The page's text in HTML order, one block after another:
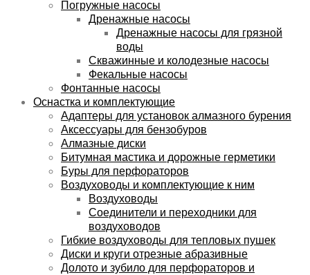
Погружные насосы
Дренажные насосы
Дренажные насосы для грязной
воды
Скважинные и колодезные насосы
Фекальные насосы
Фонтанные насосы
Оснастка и комплектующие
Адаптеры для установок алмазного бурения
Аксессуары для бензобуров
Алмазные диски
Битумная мастика и дорожные герметики
Буры для перфораторов
Воздуховоды и комплектующие к ним
Воздуховоды
Соединители и переходники для
воздуховодов
Гибкие воздуховоды для тепловых пушек
Диски и круги отрезные абразивные
Долото и зубило для перфораторов и